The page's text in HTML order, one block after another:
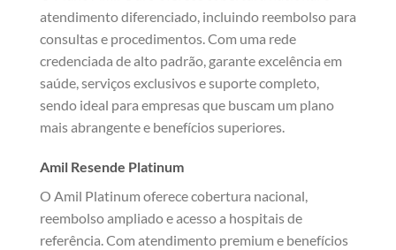
atendimento diferenciado, incluindo reembolso para
consultas e procedimentos. Com uma rede
credenciada de alto padrão, garante excelência em
saúde, serviços exclusivos e suporte completo,
sendo ideal para empresas que buscam um plano
mais abrangente e benefícios superiores.
Amil Resende Platinum
O Amil Platinum oferece cobertura nacional,
reembolso ampliado e acesso a hospitais de
referência. Com atendimento premium e benefícios